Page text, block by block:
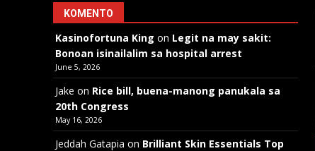
KOMENTO
Kasinofortuna King on Legit na may sakit:
Bonoan isinailalim sa hospital arrest
June 5, 2026
Jake on Rice bill, buena-manong panukala sa
20th Congress
May 16, 2026
Jeddah Gatapia on Brilliant Skin Essentials Top